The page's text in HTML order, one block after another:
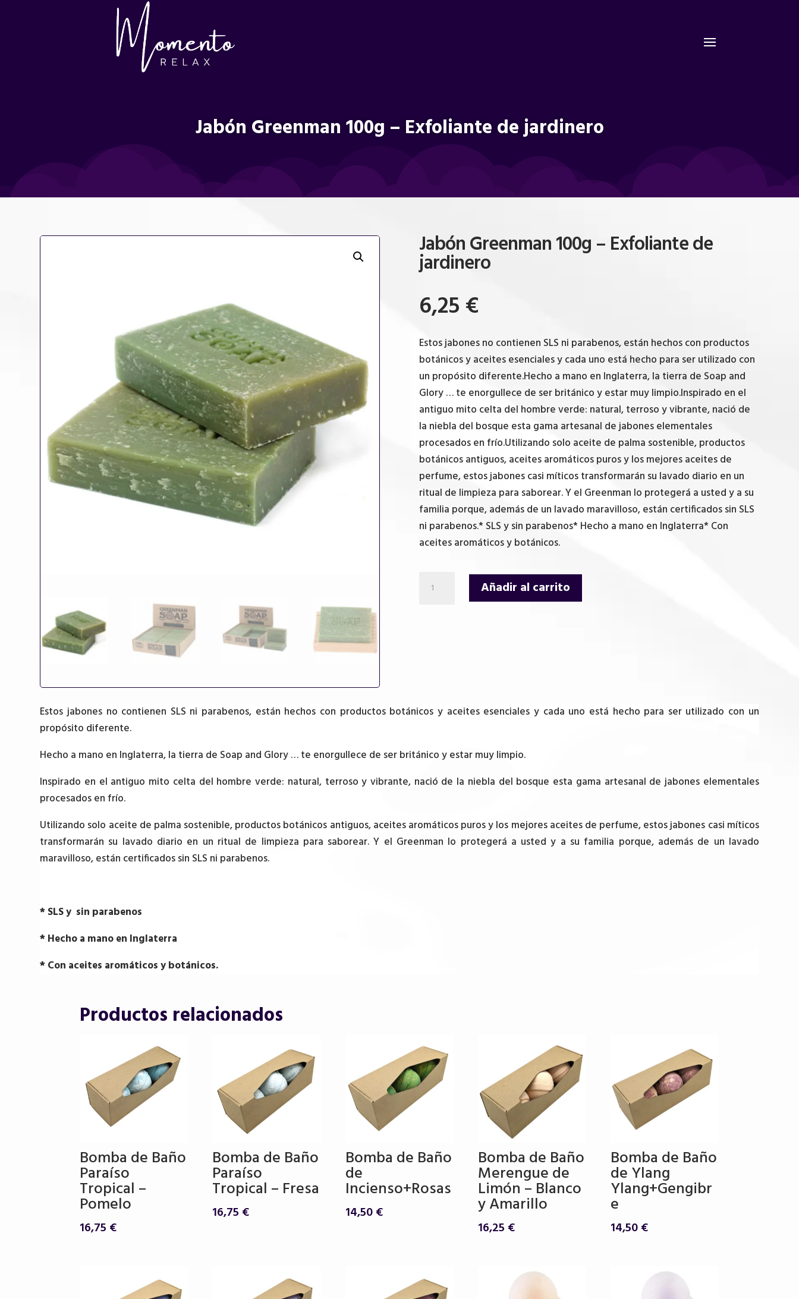
Jabón Greenman 100g – Exfoliante de jardinero
Jabón Greenman 100g – Exfoliante de
jardinero
6,25€
Estos jabones no contienen SLS ni parabenos, están hechos con productos
botánicos y aceites esenciales y cada uno está hecho para ser utilizado con
un propósito diferente.Hecho a mano en Inglaterra, la tierra de Soap and
Glory … te enorgullece de ser británico y estar muy limpio.Inspirado en el
antiguo mito celta del hombre verde: natural, terroso y vibrante, nació de
la niebla del bosque esta gama artesanal de jabones elementales
procesados en frío.Utilizando solo aceite de palma sostenible, productos
botánicos antiguos, aceites aromáticos puros y los mejores aceites de
perfume, estos jabones casi míticos transformarán su lavado diario en un
ritual de limpieza para saborear. Y el Greenman lo protegerá a usted y a su
familia porque, además de un lavado maravilloso, están certificados sin SLS
ni parabenos.* SLS y sin parabenos* Hecho a mano en Inglaterra* Con
aceites aromáticos y botánicos.
Greenman
Añadir al carrito
Estos jabones no contienen SLS ni parabenos, están hechos con productos botánicos y aceites esenciales y cada uno está hecho para ser utilizado con un
propósito diferente.
Hecho a mano en Inglaterra, la tierra de Soap and Glory … te enorgullece de ser británico y estar muy limpio.
Inspirado en el antiguo mito celta del hombre verde: natural, terroso y vibrante, nació de la niebla del bosque esta gama artesanal de jabones elementales
procesados en frío.
Utilizando solo aceite de palma sostenible, productos botánicos antiguos, aceites aromáticos puros y los mejores aceites de perfume, estos jabones casi míticos
transformarán su lavado diario en un ritual de limpieza para saborear. Y el Greenman lo protegerá a usted y a su familia porque, además de un lavado
maravilloso, están certificados sin SLS ni parabenos.
* SLS y sin parabenos
* Hecho a mano en Inglaterra
* Con aceites aromáticos y botánicos.
Productos relacionados
Bomba de Baño
Paraíso
Tropical –
Pomelo
16,75 €
Bomba de Baño
Paraíso
Tropical – Fresa
16,75 €
Bomba de Baño
de
Incienso+Rosas
14,50€
Bomba de Baño
Merengue de
Limón – Blanco
y Amarillo
16,25 €
Bomba de Baño
de Ylang
Ylang+Gengibr
e
14,50€